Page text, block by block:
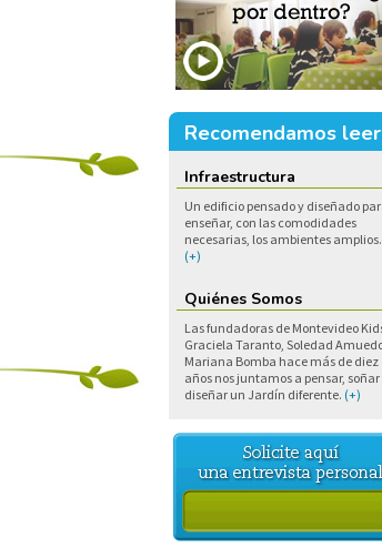
Recomendamos
Infraestructura
Un edificio pensado y diseñado
enseñar, con las comodidades
necesarias, los ambientes amplios.
(+)
Quiénes Somos
Las fundadoras de Montevideo
Graciela Taranto, Soledad
Mariana Bomba hace más de diez
años nos juntamos a pensar, soñar
diseñar un Jardín diferente. (+)